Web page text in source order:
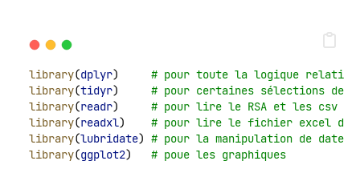
library(dplyr) # pour toute la logique
library(tidyr) # pour certaines sélections de
library(readr) # pour lire le RSA et les csv
library(readxl) # pour lire le fichier excel du
library(lubridate) # pour la manipulation de dates
library(ggplot2) # poue les graphiques